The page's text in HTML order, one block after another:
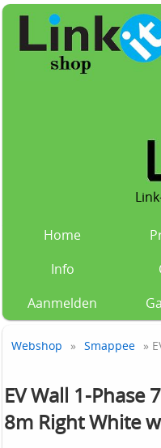
Home
Info
Aanmelden
Webshop » Smappee »
EV Wall 1-Phase
8m Right White